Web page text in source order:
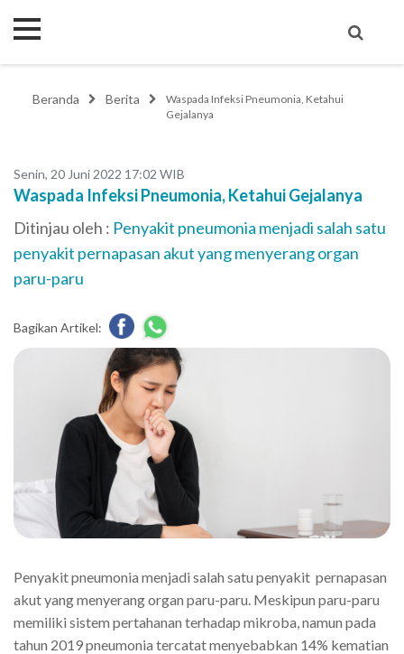
Beranda Berita
Waspada Infeksi Pneumonia, Ketahui
Gejalanya
Senin, 20 Juni 2022 17:02 WIB
Waspada Infeksi Pneumonia, Ketahui Gejalanya
Ditinjau oleh : Penyakit pneumonia menjadi salah satu
penyakit pernapasan akut yang menyerang organ
paru-paru
Bagikan Artikel:
Penyakit pneumonia menjadi salah satu penyakit pernapasan
akut yang menyerang organ paru-paru. Meskipun paru-paru
memiliki sistem pertahanan terhadap mikroba, namun pada
tahun 2019 pneumonia tercatat menyebabkan 14% kematian